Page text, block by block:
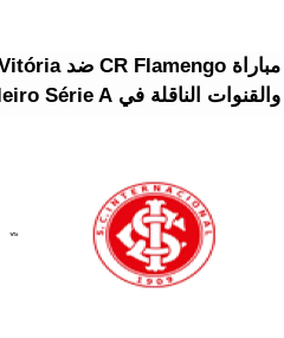
والقنوات الناقلة في Campeonato Brasileiro Série A